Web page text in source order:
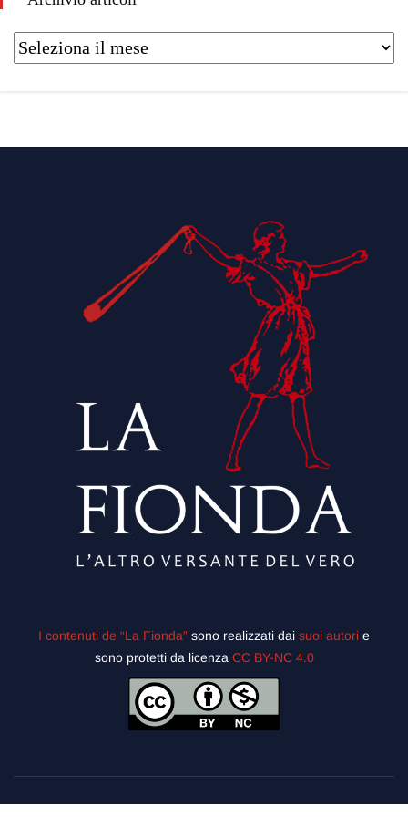
I contenuti de “La Fionda” sono realizzati dai suoi autori e
sono protetti da licenza CC BY-NC 4.0